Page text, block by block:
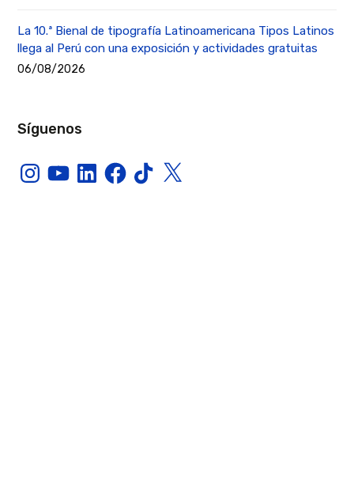
La 10.ª Bienal de tipografía Latinoamericana Tipos Latinos
llega al Perú con una exposición y actividades gratuitas
06/08/2026
Síguenos
InstagramYouTubeLinkedInFacebook
TikTokX